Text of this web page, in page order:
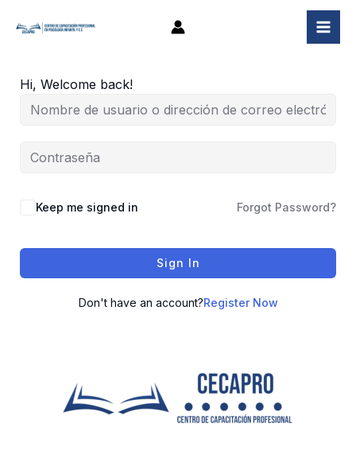
Hi, Welcome back!
Keep me signed in Forgot Password?
Sign In
Don't have an account?Register Now